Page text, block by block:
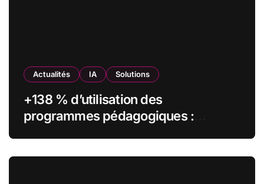
Actualités IA Solutions
+138 % d’utilisation des
programmes pédagogiques :